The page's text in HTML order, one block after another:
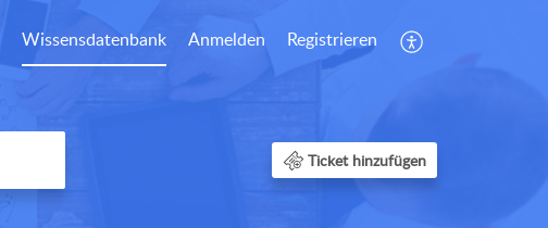
Wissensdatenbank Anmelden Registrieren
Ticket hinzufügen